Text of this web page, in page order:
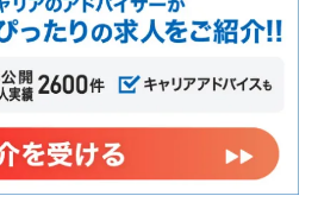
ティング・サービスを展開して
データの専門家を活用しなが
いただきます。また、プロジェ
いて、プロジェクトマネージャ